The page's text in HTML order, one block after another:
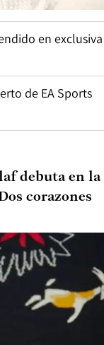
en exclusiva
de EA Sports
debuta en la
corazones